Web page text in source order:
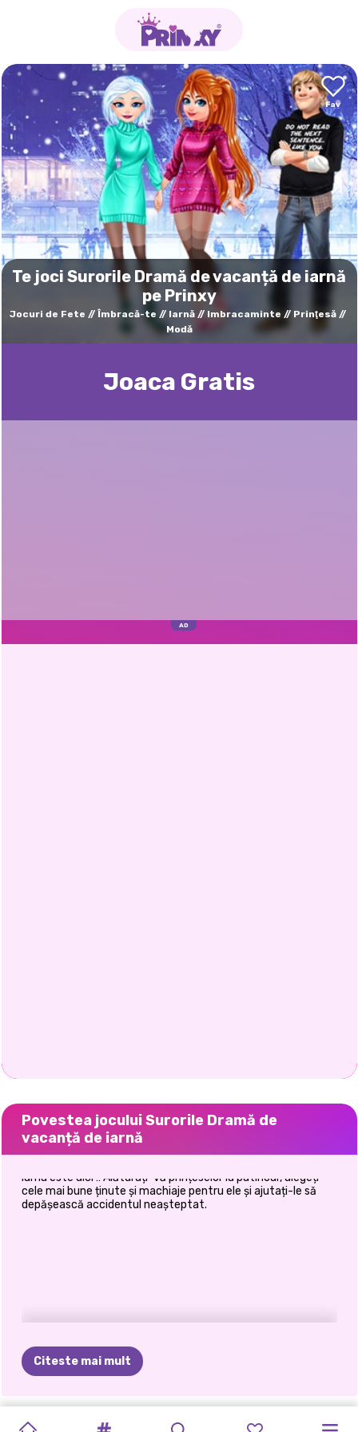
Te joci Surorile Dramă de vacanță de iarnă
pe Prinxy
Jocuri de Fete Îmbracă-te Iarnă Imbracaminte
Prinţesă
Modă
Joaca Gratis
Povestea jocului Surorile Dramă de
vacanță de iarnă
Iarna este aici !! Alăturați-vă prințeselor la patinoar, alegeți
cele mai bune ținute și machiaje pentru ele și ajutați-le să
depășească accidentul neașteptat.
Citeste mai mult
COLECȚIA
FROZEN MAI
PREGĂTEȘTE-
EVADAREA SURORILE